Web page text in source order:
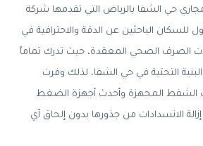
حي الشفا بالرياض التي تقدمها شركة
للسكان الباحثين عن الدقة والاحترافية في
الصرف الصحي المعقدة، حيث تدرك تماماً
البنية التحتية في حي الشفا، لذلك وفرت
الشفط المجهزة وأحدث أجهزة الضغط
الانسدادات من جذورها بدون إلحاق أي